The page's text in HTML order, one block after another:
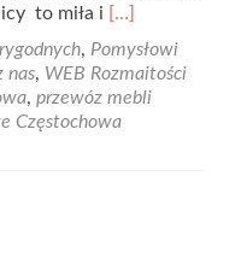
to miła i Read
about
Szukasz
profesjonalnej
firmy?
[…]
, Pomysłowi
nas, WEB Rozmaitości
, przewóz mebli
Częstochowa